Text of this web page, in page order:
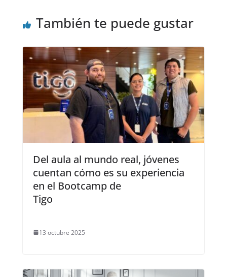
También te puede gustar
Del aula al mundo real, jóvenes
cuentan cómo es su experiencia
en el Bootcamp de
Tigo
13 octubre 2025